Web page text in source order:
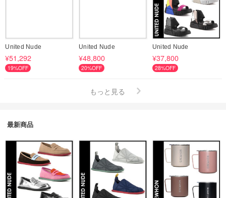
United Nude
¥51,292
19%OFF
United Nude
¥48,800
20%OFF
United Nude
¥37,800
28%OFF
もっと見る
最新商品